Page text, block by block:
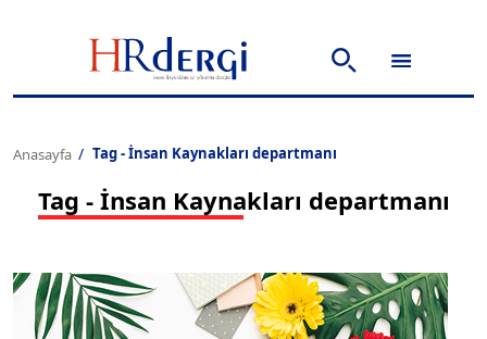
Anasayfa Tag - İnsan Kaynakları departmanı
Tag - İnsan Kaynakları departmanı